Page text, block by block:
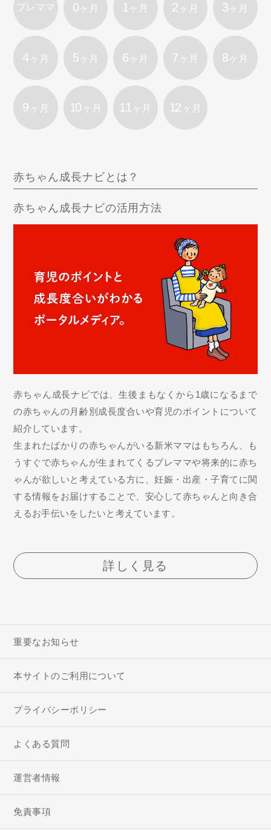
プレママ 0 ヶ月 1 ヶ月 2 ヶ月 3 ヶ月
4 ヶ月 5 ヶ月 6 ヶ月 7 ヶ月 8 ヶ月
9 ヶ月 10 ヶ月 11 ヶ月 12 ヶ月
赤ちゃん成長ナビとは？
赤ちゃん成長ナビの活用方法
赤ちゃん成長ナビでは、生後まもなくから1歳になるまで
の赤ちゃんの月齢別成長度合いや育児のポイントについて
紹介しています。
生まれたばかりの赤ちゃんがいる新米ママはもちろん、も
うすぐで赤ちゃんが生まれてくるプレママや将来的に赤ち
ゃんが欲しいと考えている方に、妊娠・出産・子育てに関
する情報をお届けすることで、安心して赤ちゃんと向き合
えるお手伝いをしたいと考えています。
詳しく見る
重要なお知らせ
本サイトのご利用について
プライバシーポリシー
よくある質問
運営者情報
免責事項